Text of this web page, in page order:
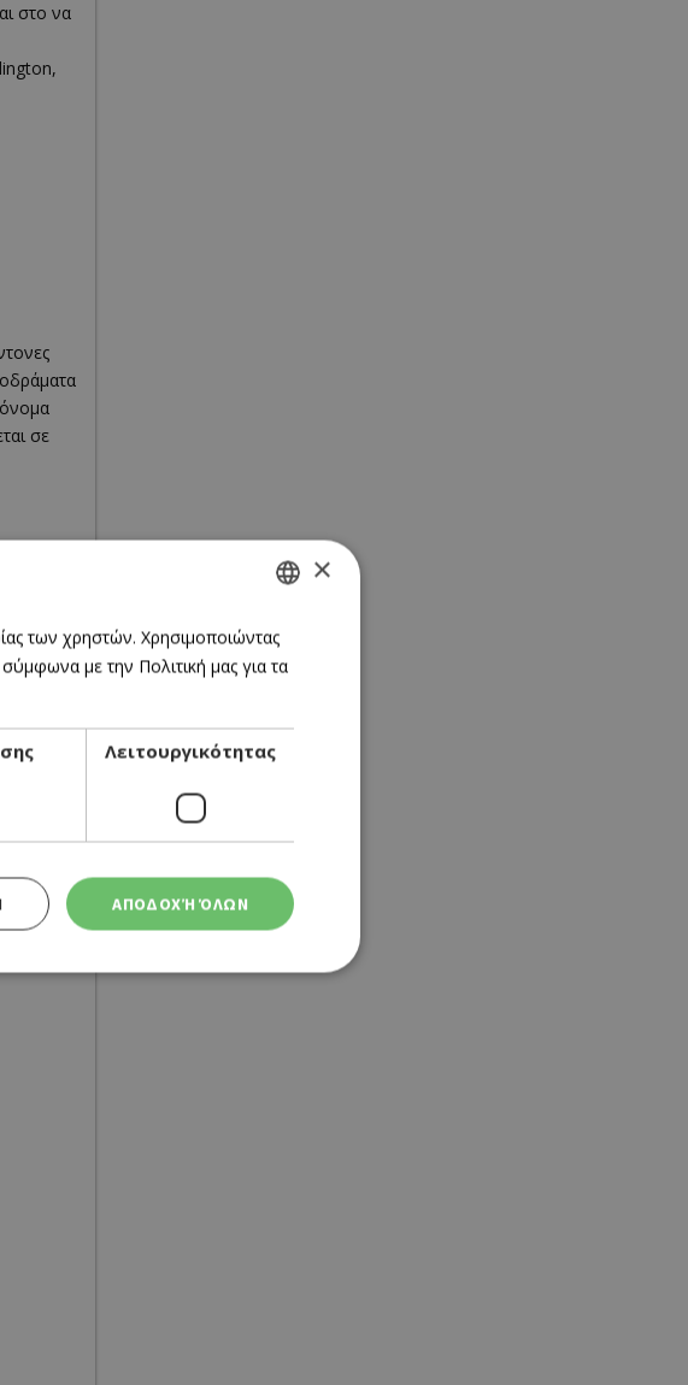
στο να
σε
και
η
Ο
GREEK
ENGLISH
×
των χρηστών. Χρησιμοποιώντας
με την Πολιτική μας για τα
Λειτουργικότητας
ΑΠΟΔΟΧΉ ΌΛΩΝ
χρήστη. Συνήθως είναι